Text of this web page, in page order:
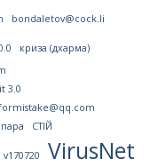
bondaletov@cock.li
криза (дхарма)
3.0
пара СТІЙ
v170720 VirusNet